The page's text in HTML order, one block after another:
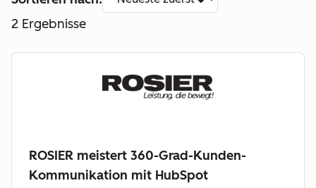
2 Ergebnisse
ROSIER meistert 360-Grad-Kunden-
Kommunikation mit HubSpot